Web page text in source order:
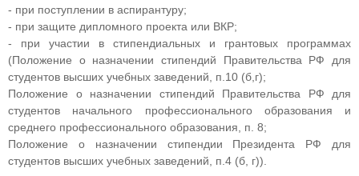
- при поступлении в аспирантуру;
- при защите дипломного проекта или ВКР;
- при участии в стипендиальных и грантовых программах
(Положение о назначении стипендий Правительства РФ для
студентов высших учебных заведений, п.10 (б,г);
Положение о назначении стипендий Правительства РФ для
студентов начального профессионального образования и
среднего профессионального образования, п. 8;
Положение о назначении стипендии Президента РФ для
студентов высших учебных заведений, п.4 (б, г)).